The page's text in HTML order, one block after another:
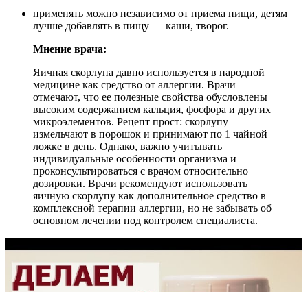
применять можно независимо от приема пищи, детям
лучше добавлять в пищу — каши, творог.
Мнение врача:
Яичная скорлупа давно используется в народной
медицине как средство от аллергии. Врачи
отмечают, что ее полезные свойства обусловлены
высоким содержанием кальция, фосфора и других
микроэлементов. Рецепт прост: скорлупу
измельчают в порошок и принимают по 1 чайной
ложке в день. Однако, важно учитывать
индивидуальные особенности организма и
проконсультироваться с врачом относительно
дозировки. Врачи рекомендуют использовать
яичную скорлупу как дополнительное средство в
комплексной терапии аллергии, но не забывать об
основном лечении под контролем специалиста.